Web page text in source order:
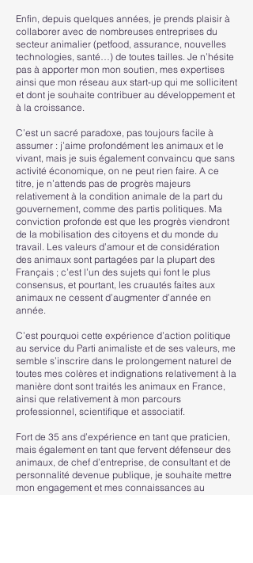
Enfin, depuis quelques années, je prends plaisir à
collaborer avec de nombreuses entreprises du
secteur animalier (petfood, assurance, nouvelles
technologies, santé…) de toutes tailles. Je n’hésite
pas à apporter mon mon soutien, mes expertises
ainsi que mon réseau aux start-up qui me sollicitent
et dont je souhaite contribuer au développement et
à la croissance.
C’est un sacré paradoxe, pas toujours facile à
assumer : j’aime profondément les animaux et le
vivant, mais je suis également convaincu que sans
activité économique, on ne peut rien faire. A ce
titre, je n’attends pas de progrès majeurs
relativement à la condition animale de la part du
gouvernement, comme des partis politiques. Ma
conviction profonde est que les progrès viendront
de la mobilisation des citoyens et du monde du
travail. Les valeurs d’amour et de considération
des animaux sont partagées par la plupart des
Français ; c’est l’un des sujets qui font le plus
consensus, et pourtant, les cruautés faites aux
animaux ne cessent d’augmenter d’année en
année.
C’est pourquoi cette expérience d’action politique
au service du Parti animaliste et de ses valeurs, me
semble s’inscrire dans le prolongement naturel de
toutes mes colères et indignations relativement à la
manière dont sont traités les animaux en France,
ainsi que relativement à mon parcours
professionnel, scientifique et associatif.
Fort de 35 ans d’expérience en tant que praticien,
mais également en tant que fervent défenseur des
animaux, de chef d’entreprise, de consultant et de
personnalité devenue publique, je souhaite mettre
mon engagement et mes connaissances au